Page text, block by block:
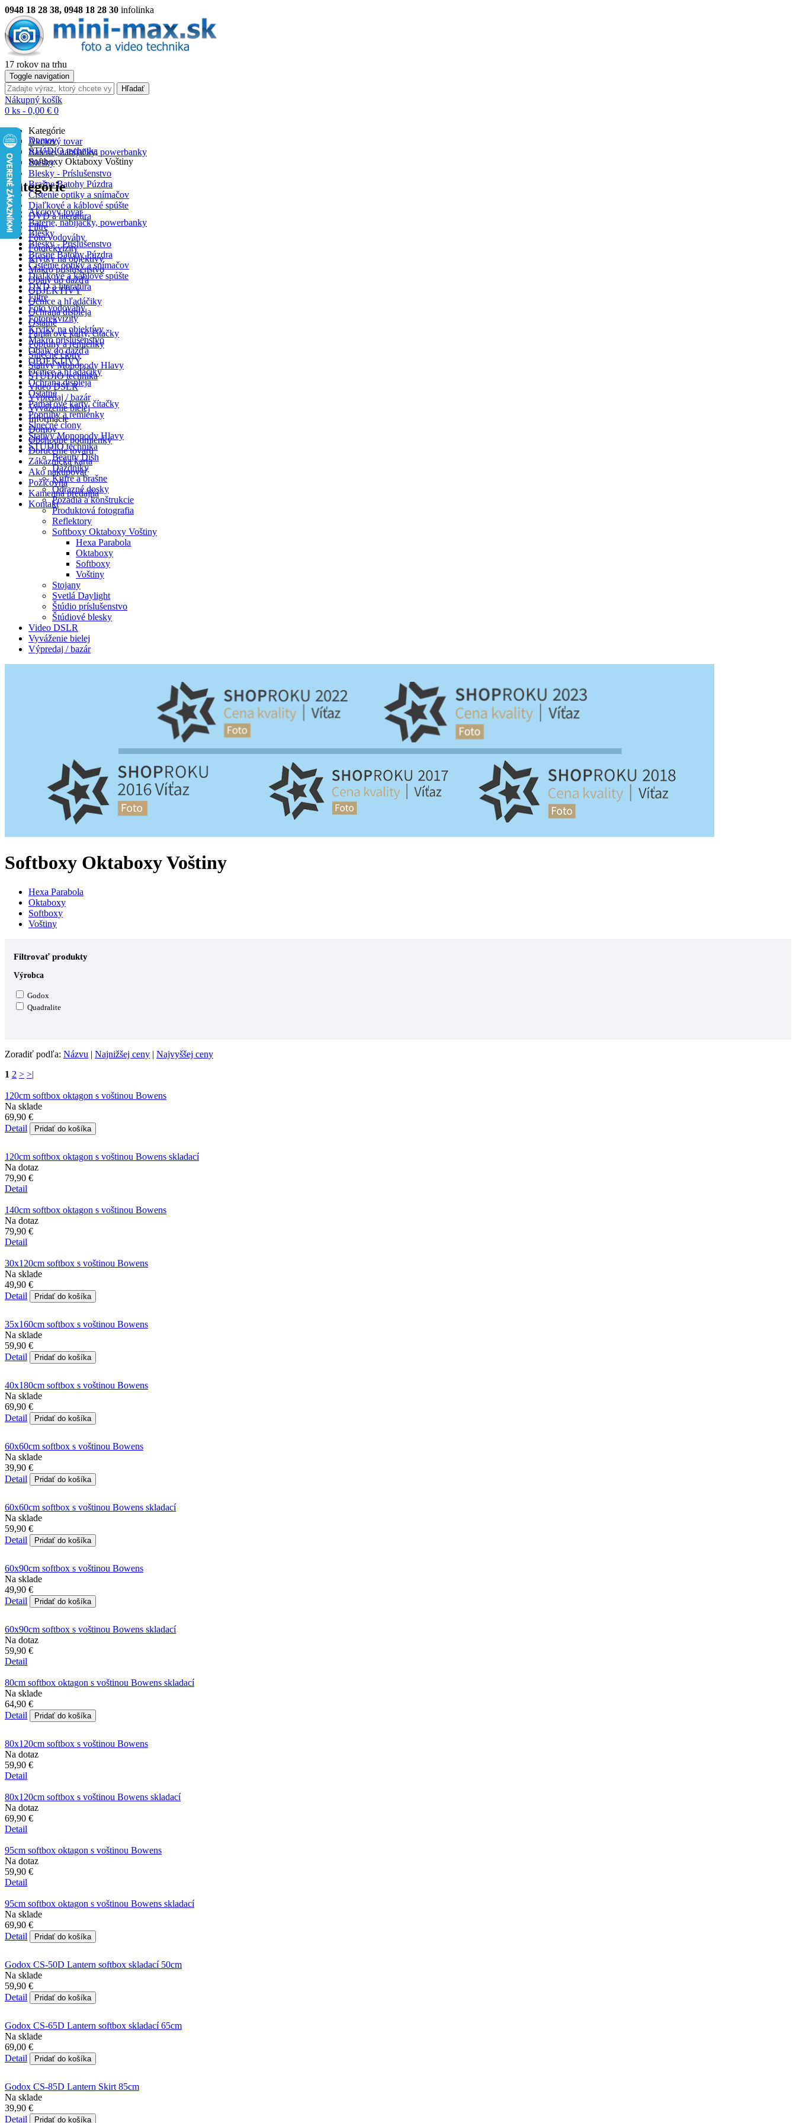
0948 18 28 38, 0948 18 28 30 infolinka
17 rokov na trhu
Toggle navigation
Hľadať
Nákupný košík
0 ks - 0,00 € 0
Kategórie
Akciový tovar
Batérie, nabíjačky, powerbanky
Blesky
Blesky - Príslušenstvo
Brašne Batohy Púzdra
Čistenie optiky a snímačov
Diaľkové a káblové spúšte
DVD a literatúra
Filtre
Foto vodováhy
Fotorekvizity
Krytky na objektívy
Makro príslušenstvo
Obaly do dažďa
OBJEKTÍVY
Očnice a hľadáčiky
Ochrana displeja
Ostatné
Pamäťové karty, čítačky
Popruhy a remienky
Slnečné clony
Statívy Monopody Hlavy
ŠTÚDIO technika
Video DSLR
Výpredaj / bazár
Vyváženie bielej
Informácie
Domov
Obchodné podmienky
Doručenie tovaru
Zákaznícka karta
Ako nakupovať
Požičovňa
Kamenná predajňa
Kontakt
Domov
ŠTÚDIO technika
Softboxy Oktaboxy Voštiny
Kategórie
Akciový tovar
Batérie, nabíjačky, powerbanky
Blesky
Blesky - Príslušenstvo
Brašne Batohy Púzdra
Čistenie optiky a snímačov
Diaľkové a káblové spúšte
DVD a literatúra
Filtre
Foto vodováhy
Fotorekvizity
Krytky na objektívy
Makro príslušenstvo
Obaly do dažďa
OBJEKTÍVY
Očnice a hľadáčiky
Ochrana displeja
Ostatné
Pamäťové karty, čítačky
Popruhy a remienky
Slnečné clony
Statívy Monopody Hlavy
ŠTÚDIO technika
Beauty Dish
Dáždniky
Kufre a brašne
Odrazné dosky
Pozadia a konštrukcie
Produktová fotografia
Reflektory
Softboxy Oktaboxy Voštiny
Hexa Parabola
Oktaboxy
Softboxy
Voštiny
Stojany
Svetlá Daylight
Štúdio príslušenstvo
Štúdiové blesky
Video DSLR
Vyváženie bielej
Výpredaj / bazár
Softboxy Oktaboxy Voštiny
Hexa Parabola
Oktaboxy
Softboxy
Voštiny
Filtrovať produkty
Výrobca
Godox
Quadralite
Zoradiť podľa: Názvu | Najnižšej ceny | Najvyššej ceny
1 2 > >|
120cm softbox oktagon s voštinou Bowens
Na sklade
69,90 €
Detail
Pridať do košíka
120cm softbox oktagon s voštinou Bowens skladací
Na dotaz
79,90 €
Detail
140cm softbox oktagon s voštinou Bowens
Na dotaz
79,90 €
Detail
30x120cm softbox s voštinou Bowens
Na sklade
49,90 €
Detail
Pridať do košíka
35x160cm softbox s voštinou Bowens
Na sklade
59,90 €
Detail
Pridať do košíka
40x180cm softbox s voštinou Bowens
Na sklade
69,90 €
Detail
Pridať do košíka
60x60cm softbox s voštinou Bowens
Na sklade
39,90 €
Detail
Pridať do košíka
60x60cm softbox s voštinou Bowens skladací
Na sklade
59,90 €
Detail
Pridať do košíka
60x90cm softbox s voštinou Bowens
Na sklade
49,90 €
Detail
Pridať do košíka
60x90cm softbox s voštinou Bowens skladací
Na dotaz
59,90 €
Detail
80cm softbox oktagon s voštinou Bowens skladací
Na sklade
64,90 €
Detail
Pridať do košíka
80x120cm softbox s voštinou Bowens
Na dotaz
59,90 €
Detail
80x120cm softbox s voštinou Bowens skladací
Na dotaz
69,90 €
Detail
95cm softbox oktagon s voštinou Bowens
Na dotaz
59,90 €
Detail
95cm softbox oktagon s voštinou Bowens skladací
Na sklade
69,90 €
Detail
Pridať do košíka
Godox CS-50D Lantern softbox skladací 50cm
Na sklade
59,90 €
Detail
Pridať do košíka
Godox CS-65D Lantern softbox skladací 65cm
Na sklade
69,00 €
Detail
Pridať do košíka
Godox CS-85D Lantern Skirt 85cm
Na sklade
39,90 €
Detail
Pridať do košíka